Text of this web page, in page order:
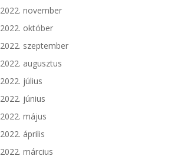
2022. november
2022. október
2022. szeptember
2022. augusztus
2022. július
2022. június
2022. május
2022. április
2022. március